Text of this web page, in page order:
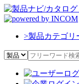
>製品カテゴリ